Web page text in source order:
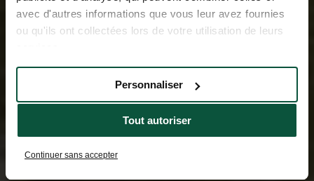
avec d'autres informations que vous leur avez fournies
ou qu'ils ont collectées lors de votre utilisation de leurs
Tout autoriser
Personnaliser
Continuer sans accepter